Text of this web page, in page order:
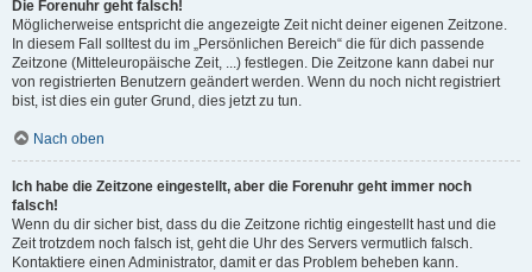
Die Forenuhr geht falsch!
Möglicherweise entspricht die angezeigte Zeit nicht deiner eigenen Zeitzone.
In diesem Fall solltest du im „Persönlichen Bereich“ die für dich passende
Zeitzone (Mitteleuropäische Zeit, ...) festlegen. Die Zeitzone kann dabei nur
von registrierten Benutzern geändert werden. Wenn du noch nicht registriert
bist, ist dies ein guter Grund, dies jetzt zu tun.
Nach oben
Ich habe die Zeitzone eingestellt, aber die Forenuhr geht immer noch
falsch!
Wenn du dir sicher bist, dass du die Zeitzone richtig eingestellt hast und die
Zeit trotzdem noch falsch ist, geht die Uhr des Servers vermutlich falsch.
Kontaktiere einen Administrator, damit er das Problem beheben kann.